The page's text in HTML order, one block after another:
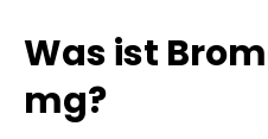
Was ist
mg?